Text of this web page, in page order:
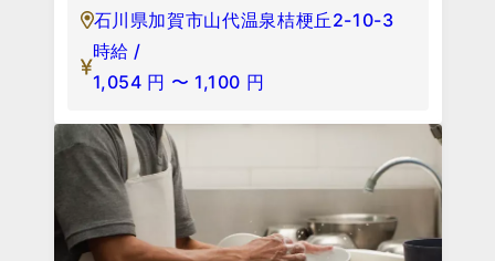
石川県加賀市山代温泉桔梗丘2-10-3
時給 /
1,054 円 〜 1,100 円